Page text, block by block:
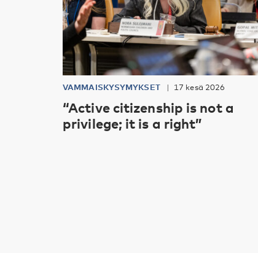
VAMMAISKYSYMYKSET 17 kesä 2026
“Active citizenship is not a
privilege; it is a right”